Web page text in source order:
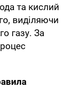
та кислий
виділяючи
газу. За